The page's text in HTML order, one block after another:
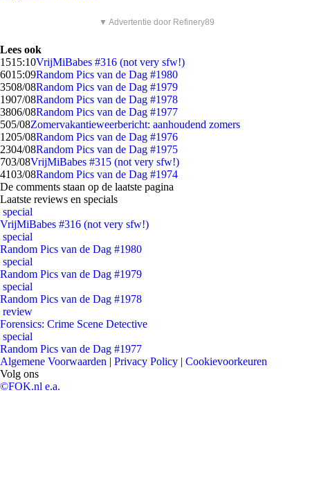
▼ Advertentie door Refinery89
Lees ook
1515:10VrijMiBabes #316 (not very sfw!)
6015:09Random Pics van de Dag #1980
3508/08Random Pics van de Dag #1979
1907/08Random Pics van de Dag #1978
3806/08Random Pics van de Dag #1977
505/08Zomervakantieweerbericht: aanhoudend zomers
1205/08Random Pics van de Dag #1976
2304/08Random Pics van de Dag #1975
703/08VrijMiBabes #315 (not very sfw!)
4103/08Random Pics van de Dag #1974
De comments staan op de laatste pagina
Laatste reviews en specials
special
VrijMiBabes #316 (not very sfw!)
special
Random Pics van de Dag #1980
special
Random Pics van de Dag #1979
special
Random Pics van de Dag #1978
review
Forensics: Crime Scene Detective
special
Random Pics van de Dag #1977
Algemene Voorwaarden | Privacy Policy | Cookievoorkeuren
Volg ons
©FOK.nl e.a.